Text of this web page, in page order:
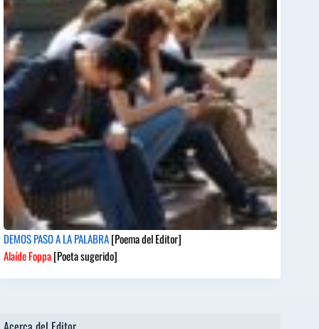
DEMOS PASO A LA PALABRA[Poema del Editor]
Alaíde Foppa[Poeta sugerido]